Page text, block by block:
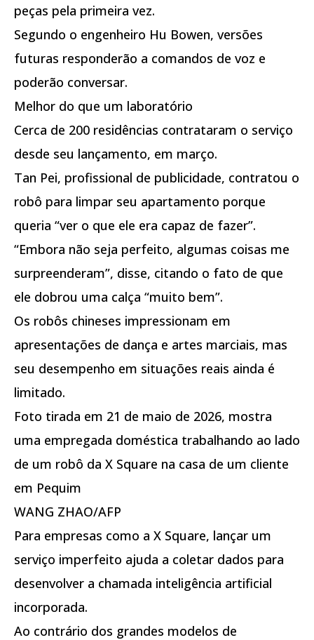
peças pela primeira vez.
Segundo o engenheiro Hu Bowen, versões
futuras responderão a comandos de voz e
poderão conversar.
Melhor do que um laboratório
Cerca de 200 residências contrataram o serviço
desde seu lançamento, em março.
Tan Pei, profissional de publicidade, contratou o
robô para limpar seu apartamento porque
queria “ver o que ele era capaz de fazer”.
“Embora não seja perfeito, algumas coisas me
surpreenderam”, disse, citando o fato de que
ele dobrou uma calça “muito bem”.
Os robôs chineses impressionam em
apresentações de dança e artes marciais, mas
seu desempenho em situações reais ainda é
limitado.
Foto tirada em 21 de maio de 2026, mostra
uma empregada doméstica trabalhando ao lado
de um robô da X Square na casa de um cliente
em Pequim
WANG ZHAO/AFP
Para empresas como a X Square, lançar um
serviço imperfeito ajuda a coletar dados para
desenvolver a chamada inteligência artificial
incorporada.
Ao contrário dos grandes modelos de